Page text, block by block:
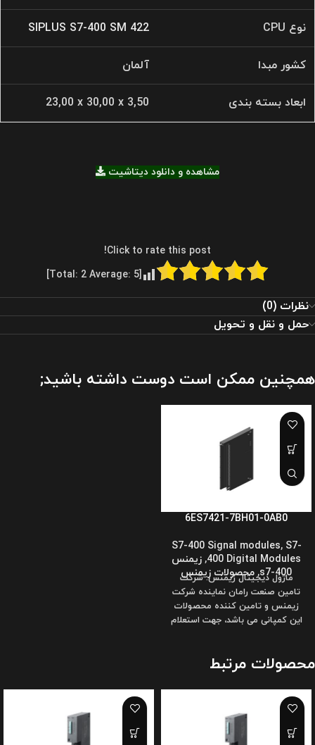
نوع CPU SIPLUS S7-400 SM 422
کشور مبدا آلمان
ابعاد بسته بندی 23,00 x 30,00 x 3,50
مشاهده و دانلود دیتاشیت
Click to rate this post!
[Total:
2 Average: 5
]
نظرات (0)
حمل و نقل و تحویل
همچنین ممکن است دوست داشته باشید;
6ES7421-7BH01-0AB0
S7-400 Signal modules, S7-
400 Digital Modules
, زیمنس
s7-400
, محصولات زیمنس
ماژول دیجیتال زیمنس: شرکت
تامین صنعت رامان نماینده شرکت
زیمنس و تامین کننده محصولات
این کمپانی می باشد، جهت استعلام
محصولات مرتبط